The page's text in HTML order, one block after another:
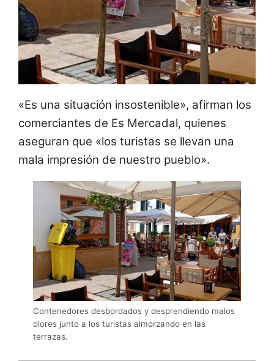
«Es una situación insostenible», afirman los
comerciantes de Es Mercadal, quienes
aseguran que «los turistas se llevan una
mala impresión de nuestro pueblo».
Contenedores desbordados y desprendiendo malos
olores junto a los turistas almorzando en las
terrazas.